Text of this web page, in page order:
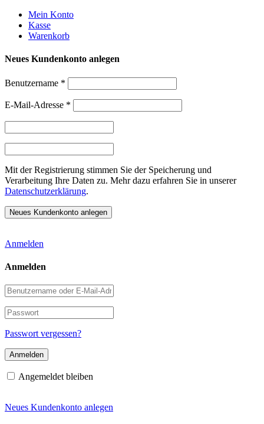
Weiter
zum
Inhalt
Mein Konto
Kasse
Warenkorb
Neues Kundenkonto anlegen
Benutzername *
E-Mail-Adresse *
Mit der Registrierung stimmen Sie der Speicherung und
Verarbeitung Ihre Daten zu. Mehr dazu erfahren Sie in unserer
Datenschutzerklärung.
Anmelden
Anmelden
Benutzername
oder
E-
Mail-
Adresse
Passwort
Passwort vergessen?
Angemeldet bleiben
Neues Kundenkonto anlegen